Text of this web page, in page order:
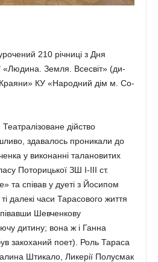
210 річниці з Дня
«Людина. Земля. Всесвіт» (ди­
КУ «Народний дім м. Со­
дійство
здавалось проникали до
у виконанні таланови­тих
По­торицької ЗШ І-ІІІ ст.
та співав у дуеті з Йосипом
далекі часи Тарасо­вого життя
Шевченкову
дитину; вона ж і Ган­на
закоханий поет). Роль Тараса
Шти­кало, Ликерії По­лусмак